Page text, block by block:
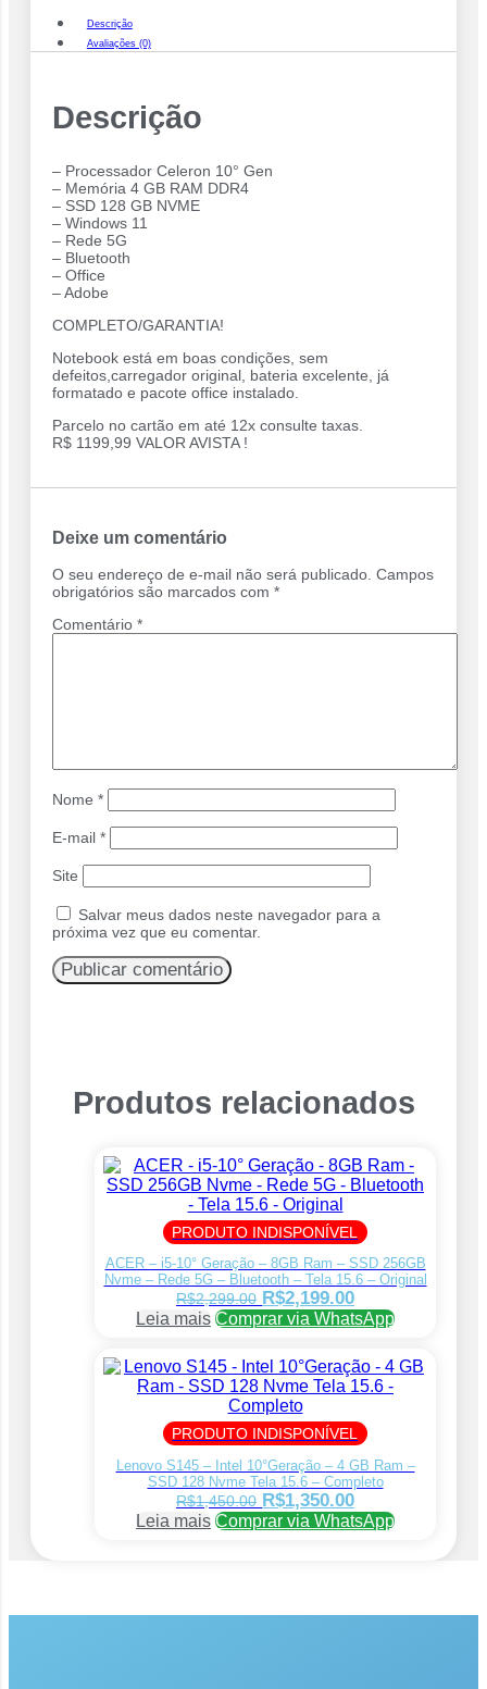
Descrição
Avaliações (0)
Descrição
– Processador Celeron 10° Gen
– Memória 4 GB RAM DDR4
– SSD 128 GB NVME
– Windows 11
– Rede 5G
– Bluetooth
– Office
– Adobe
COMPLETO/GARANTIA!
Notebook está em boas condições, sem
defeitos,carregador original, bateria excelente, já
formatado e pacote office instalado.
Parcelo no cartão em até 12x consulte taxas.
R$ 1199,99 VALOR AVISTA !
Deixe um comentário
O seu endereço de e-mail não será publicado. Campos
obrigatórios são marcados com *
Comentário *
Nome *
E-mail *
Site
Salvar meus dados neste navegador para a
próxima vez que eu comentar.
Produtos relacionados
PRODUTO INDISPONÍVEL
ACER – i5-10° Geração – 8GB Ram – SSD 256GB
Nvme – Rede 5G – Bluetooth – Tela 15.6 – Original
R$2,299.00 O
preço
era:
R$2,299.00.
R$2,199.00O
preço
é:
R$2,199.00.
Leia mais Comprar via WhatsApp
PRODUTO INDISPONÍVEL
Lenovo S145 – Intel 10°Geração – 4 GB Ram –
SSD 128 Nvme Tela 15.6 – Completo
R$1,450.00 O
preço
R$1,350.00O
preço
Leia mais Comprar via WhatsApp